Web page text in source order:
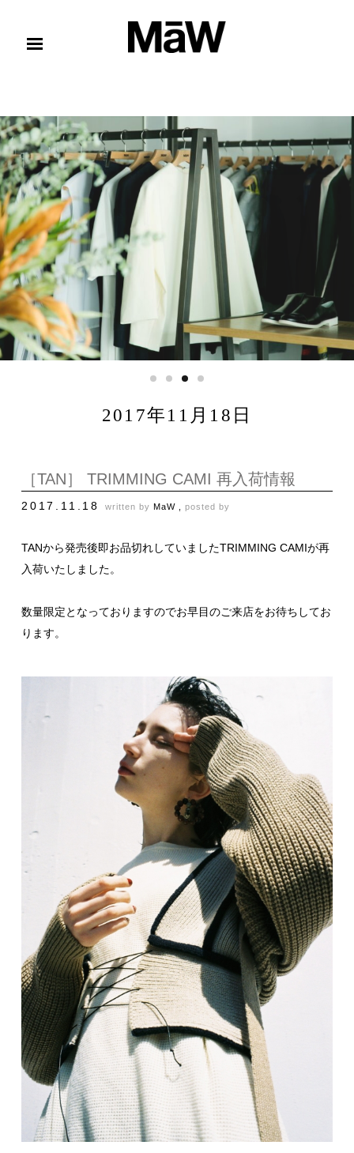
2017年11月18日
［TAN］ TRIMMING CAMI 再入荷情報
2017.11.18 written by MaW , posted by
TANから発売後即お品切れしていましたTRIMMING CAMIが再
入荷いたしました。
数量限定となっておりますのでお早目のご来店をお待ちしてお
ります。